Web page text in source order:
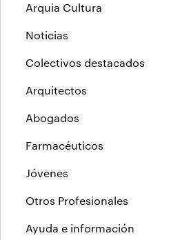
Arquia Cultura
Noticias
Colectivos destacados
Arquitectos
Abogados
Farmacéuticos
Jóvenes
Otros Profesionales
Ayuda e información